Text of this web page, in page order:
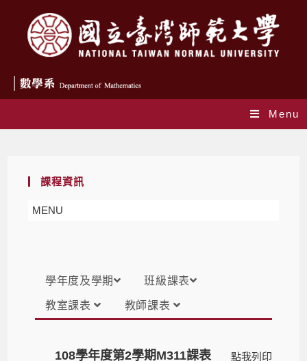
Menu
課程資訊
MENU
學年度及學期 班級課表
教室課表 教師課表
點我列印
108學年度第2學期M311課表